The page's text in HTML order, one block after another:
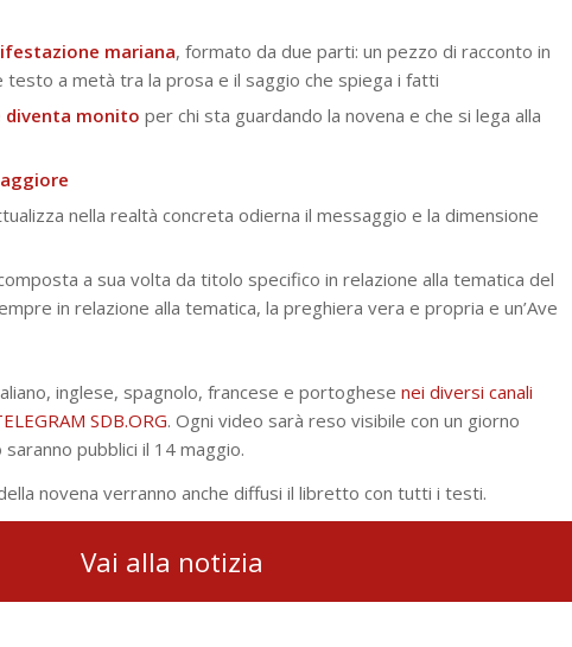
mariana, formato da due parti: un pezzo di racconto in
a metà tra la prosa e il saggio che spiega i fatti
diventa monito per chi sta guardando la novena e che si lega alla
nella realtà concreta odierna il messaggio e la dimensione
a sua volta da titolo specifico in relazione alla tematica del
in relazione alla tematica, la preghiera vera e propria e un’Ave
inglese, spagnolo, francese e portoghese nei diversi canali
SDB.ORG. Ogni video sarà reso visibile con un giorno
pubblici il 14 maggio.
novena verranno anche diffusi il libretto con tutti i testi.
Vai alla notizia